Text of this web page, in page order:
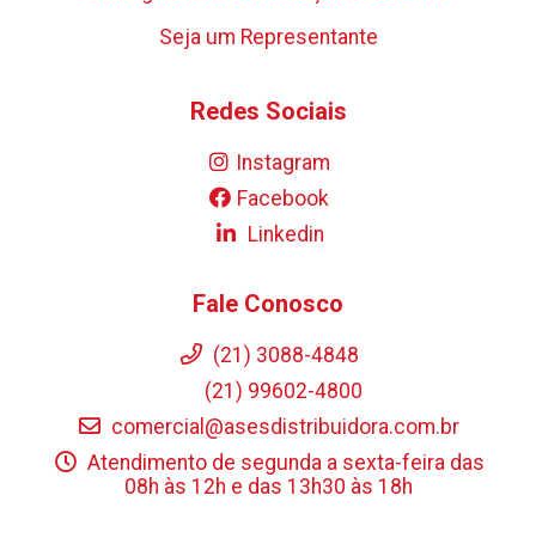
Seja um Representante
Redes Sociais
Instagram
Facebook
Linkedin
Fale Conosco
(21) 3088-4848
(21) 99602-4800
comercial@asesdistribuidora.com.br
Atendimento de segunda a sexta-feira das
08h às 12h e das 13h30 às 18h